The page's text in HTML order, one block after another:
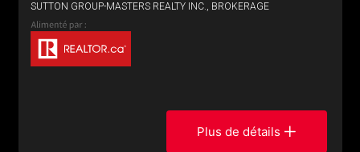
SUTTON GROUP-MASTERS REALTY INC., BROKERAGE
Plus de détails